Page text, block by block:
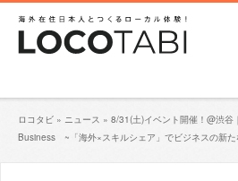
ロコタビ » ニュース » 8/31(土)イベント開催！@渋
Business ~「海外×スキルシェア」でビジネスの新た